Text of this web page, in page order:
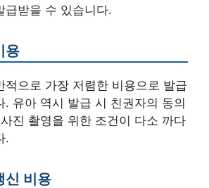
급받을 수 있습니다.
용
적으로 가장 저렴한 비용으로 발급
. 유아 역시 발급 시 친권자의 동의
진 촬영을 위한 조건이 다소 까다
.
신 비용